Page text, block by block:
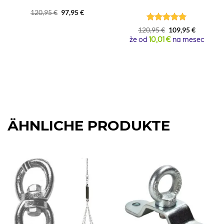
120,95€ Ursprünglicher
97,95€Aktueller
Bewertet
mit5von
5
120,95€ Ursprünglicher
Preis
109,95€Aktueller
Preis
že od 10,01 € na mesec
ÄHNLICHE PRODUKTE